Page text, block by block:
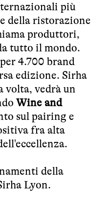
più
della ristorazione
produttori,
tutto il mondo.
4.700 brand
edizione. Sirha
volta, vedrà un
Wine and
sul pairing e
fra alta
della
Lyon.